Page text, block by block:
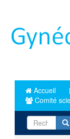
principal
Accueil
Comité